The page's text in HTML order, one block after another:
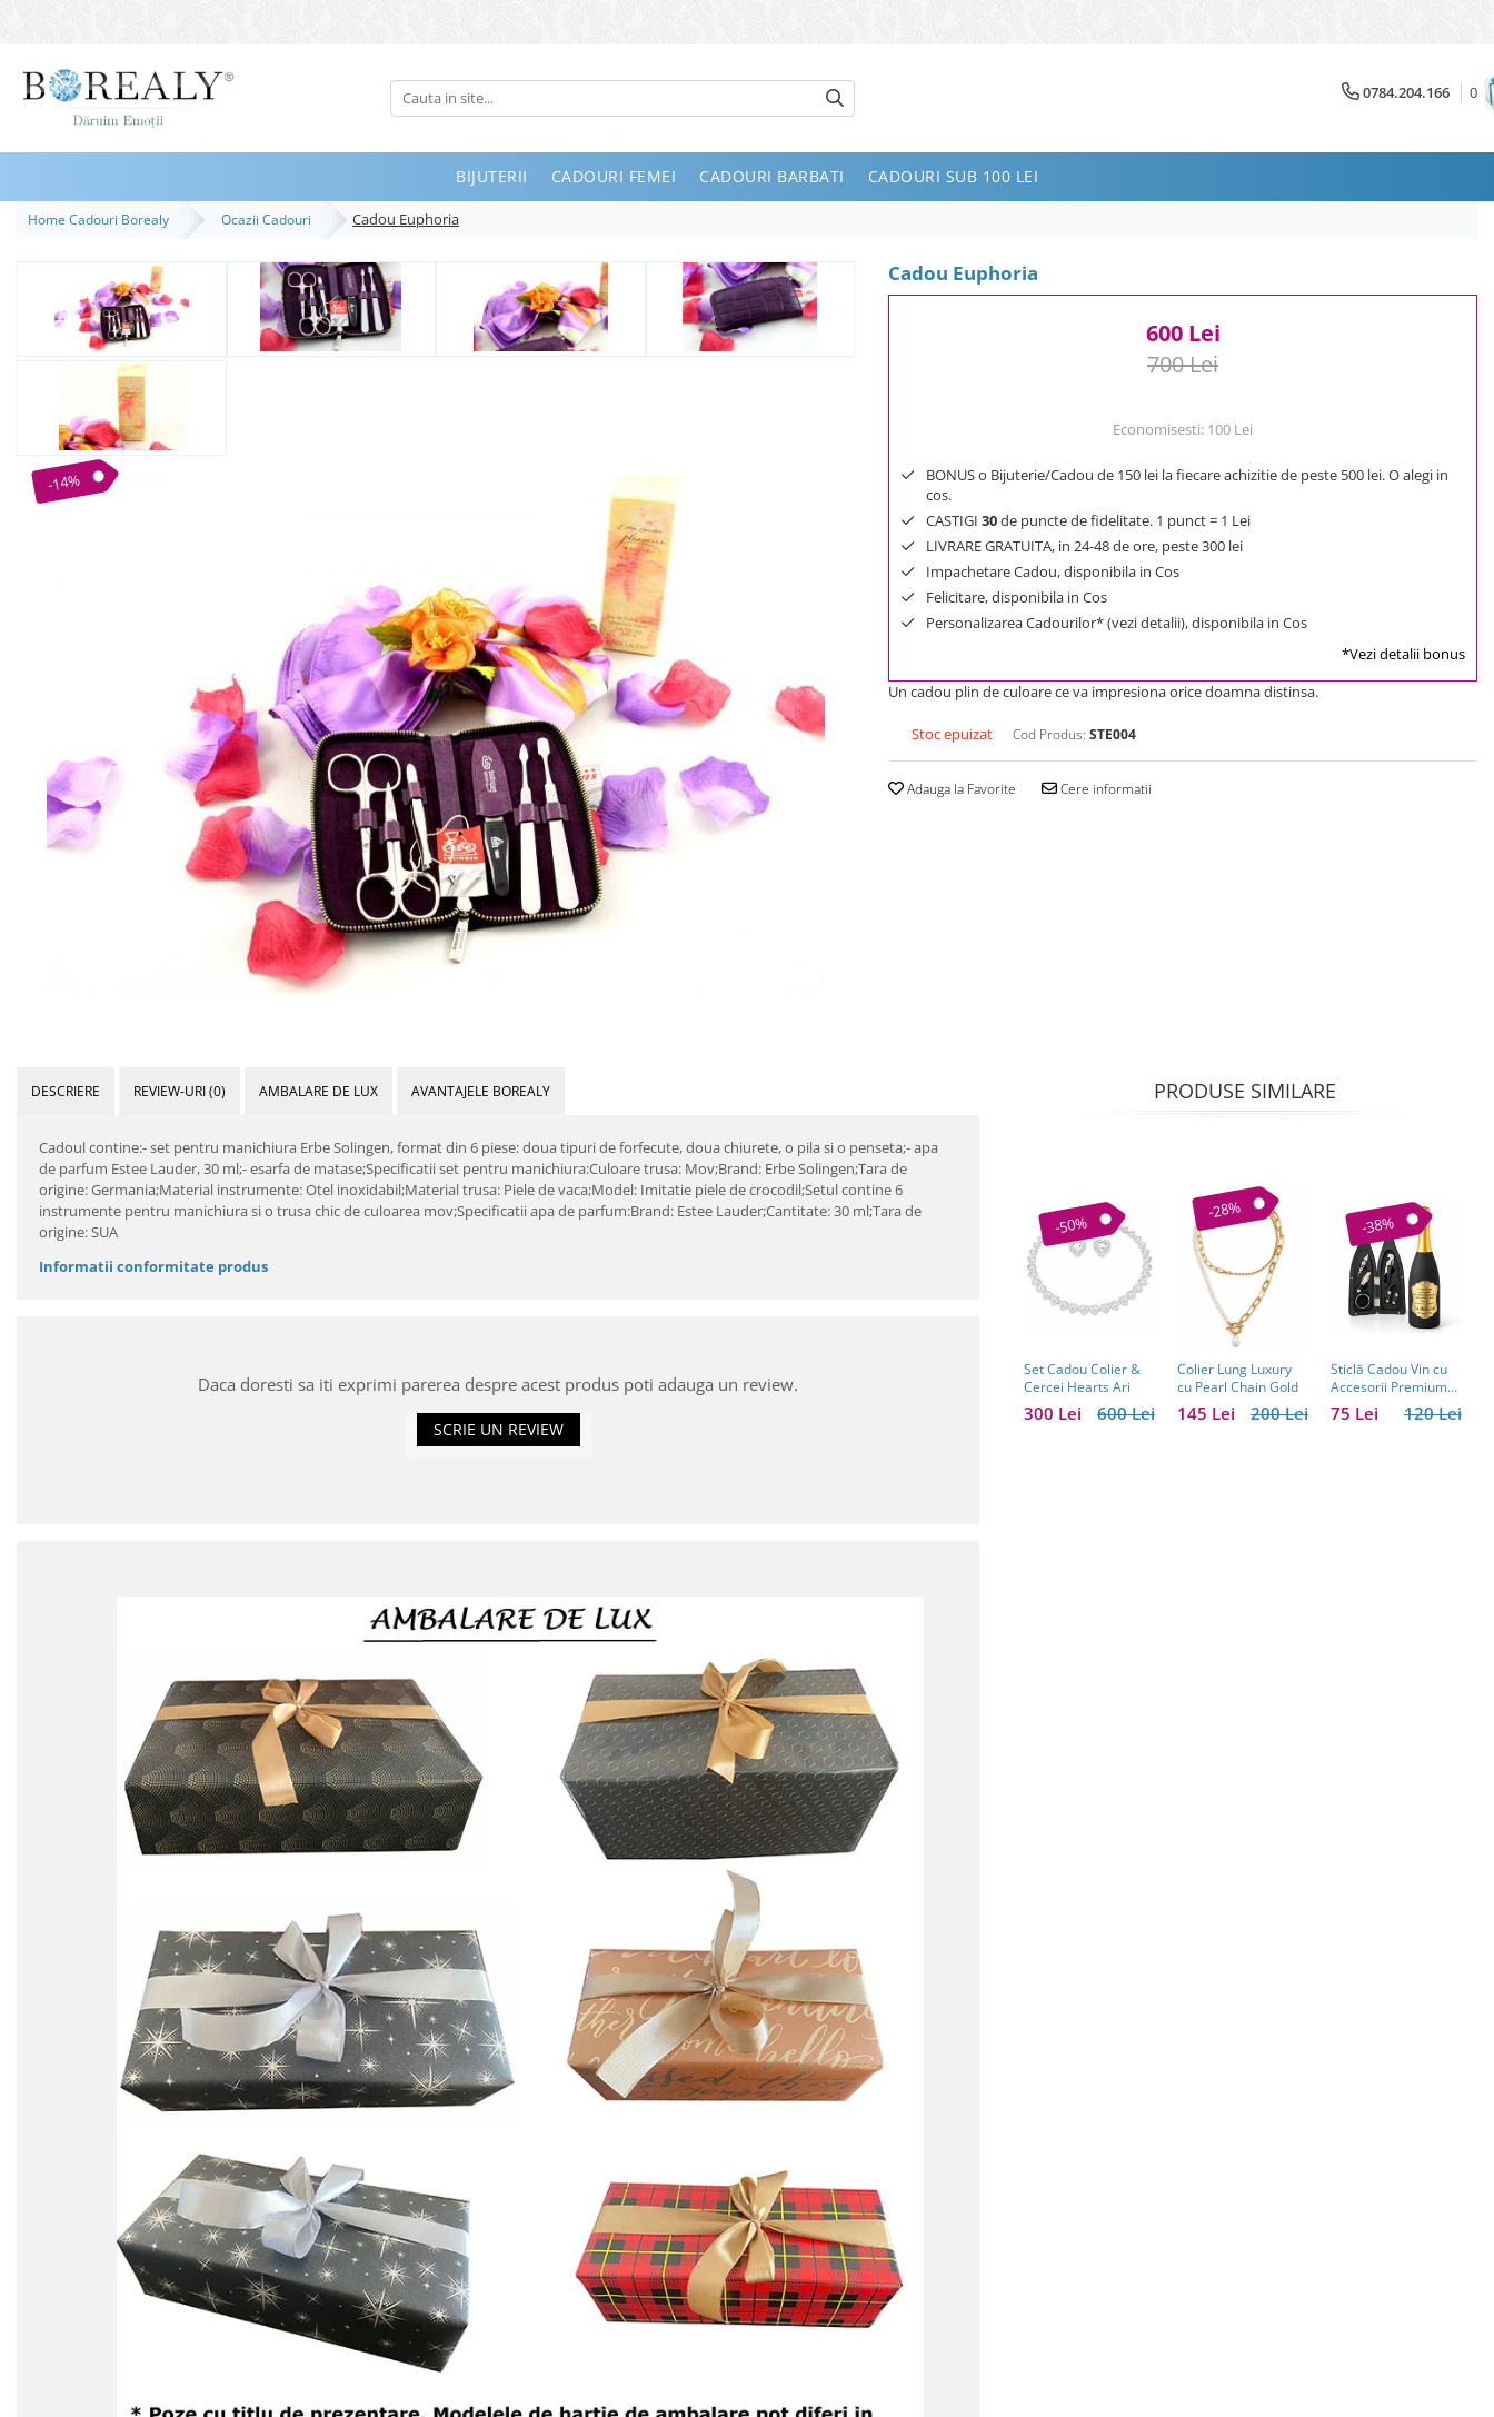
Bijuterii
Inele
Bratari
Brose
Bijuterii Femei
Bijuterii Copii
Bijuterii Mirese
0 Lei - 100 Lei
100 Lei - 200 Lei
200 Lei - 300 Lei
0784.204.166 0
BIJUTERII CADOURI FEMEI CADOURI BARBATI CADOURI SUB 100 LEI
Home Cadouri Borealy Ocazii Cadouri Cadou Euphoria
Cadou Euphoria
-14%
600 Lei
700 Lei
Economisesti: 100 Lei
BONUS o Bijuterie/Cadou de 150 lei la fiecare achizitie de peste 500 lei. O alegi in
cos.
CASTIGI 30de puncte de fidelitate. 1 punct = 1 Lei
LIVRARE GRATUITA, in 24-48 de ore, peste 300 lei
Impachetare Cadou, disponibila in Cos
Felicitare, disponibila in Cos
Personalizarea Cadourilor* (vezi detalii), disponibila in Cos
*Vezi detalii bonus
Un cadou plin de culoare ce va impresiona orice doamna distinsa.
Stoc epuizat Cod Produs: STE004
Adauga la Favorite Cere informatii
DESCRIERE REVIEW-URI(0) AMBALARE DE LUX AVANTAJELE BOREALY
Cadoul contine:- set pentru manichiura Erbe Solingen, format din 6 piese: doua tipuri de forfecute, doua chiurete, o pila si o penseta;- apa
de parfum Estee Lauder, 30 ml;- esarfa de matase;Specificatii set pentru manichiura:Culoare trusa: Mov;Brand: Erbe Solingen;Tara de
origine: Germania;Material instrumente: Otel inoxidabil;Material trusa: Piele de vaca;Model: Imitatie piele de crocodil;Setul contine 6
instrumente pentru manichiura si o trusa chic de culoarea mov;Specificatii apa de parfum:Brand: Estee Lauder;Cantitate: 30 ml;Tara de
origine: SUA
Informatii conformitate produs
Daca doresti sa iti exprimi parerea despre acest produs poti adauga un review.
SCRIE UN REVIEW
PRODUSE SIMILARE
-50%
Set Cadou Colier &
Cercei Hearts Ari
600 Lei
300 Lei
-28%
Colier Lung Luxury
cu Pearl Chain Gold
200 Lei
145 Lei
-38%
Sticlă Cadou Vin cu
Accesorii Premium
Personalizată – Set
Elegant pentru120 Lei
75 Lei